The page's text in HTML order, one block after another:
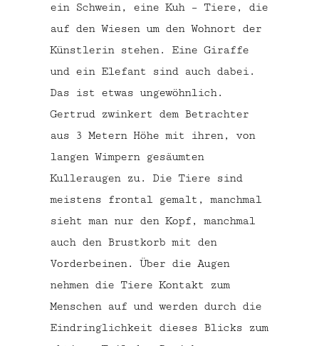
ein Schwein, eine Kuh – Tiere, die
auf den Wiesen um den Wohnort der
Künstlerin stehen. Eine Giraffe
und ein Elefant sind auch dabei.
Das ist etwas ungewöhnlich.
Gertrud zwinkert dem Betrachter
aus 3 Metern Höhe mit ihren, von
langen Wimpern gesäumten
Kulleraugen zu. Die Tiere sind
meistens frontal gemalt, manchmal
sieht man nur den Kopf, manchmal
auch den Brustkorb mit den
Vorderbeinen. Über die Augen
nehmen die Tiere Kontakt zum
Menschen auf und werden durch die
Eindringlichkeit dieses Blicks zum